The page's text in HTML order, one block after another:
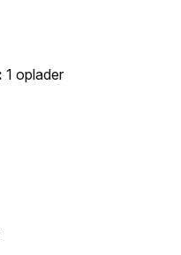
1 oplader